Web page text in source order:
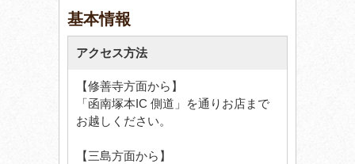
基本情報
アクセス方法
【修善寺方面から】
「函南塚本IC 側道」を通りお店まで
お越しください。
【三島方面から】